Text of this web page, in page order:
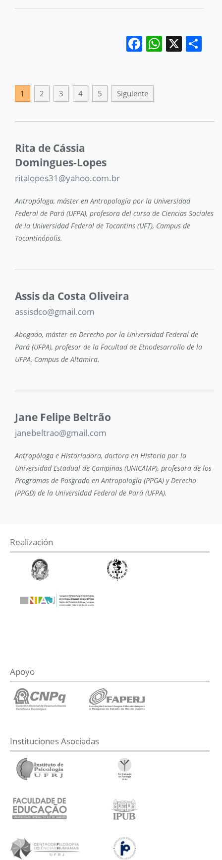
Facebook
X
1 2 3 4 5 Siguiente
Rita de Cássia
Domingues-Lopes
ritalopes31@yahoo.com.br
Antropóloga, máster en Antropología por la Universidad
Federal de Pará (UFPA), profesora del curso de Ciencias Sociales
de la Universidad Federal de Tocantins (UFT), Campus de
Tocantinópolis.
Assis da Costa Oliveira
assisdco@gmail.com
Abogado, máster en Derecho por la Universidad Federal de
Pará (UFPA), profesor de la Facultad de Etnodesarrollo de la
UFPA, Campus de Altamira.
Jane Felipe Beltrão
janebeltrao@gmail.com
Antropóloga e Historiadora, doctora en Historia por la
Universidad Estadual de Campinas (UNICAMP), profesora de los
Programas de Posgrado en Antropología (PPGA) y Derecho
(PPGD) de la Universidad Federal de Pará (UFPA).
Realización
Apoyo
Instituciones Asociadas